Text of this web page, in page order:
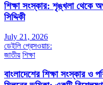
শিক্ষা সংস্কার: শৃঙ্খলা থেকে
সিদ্দিকী
July 21, 2026
ডেইলি প্রেসওয়াচ:
জাতীয় শিক্ষা
বাংলাদেশের শিক্ষা সংস্কার ও